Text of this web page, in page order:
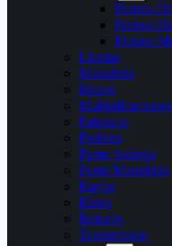
Frenos
Frenos
Frenos
Llantas
Manubrio
Mazas
Multiplicaciones
Palancas
Pedales
Poste Asiento
Poste Manubrio
Rayos
Rines
Rotores
Transmision